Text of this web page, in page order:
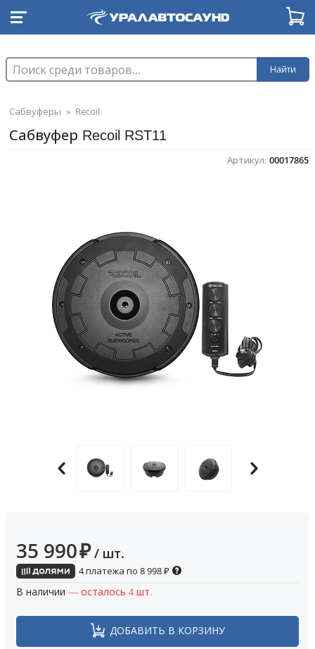
Найти
Сабвуферы » Recoil
Сабвуфер Recoil RST11
Артикул: 00017865
35 990₽ / шт.
4 платежа по 8 998₽
В наличии — осталось 4 шт.
ДОБАВИТЬ В КОРЗИНУ